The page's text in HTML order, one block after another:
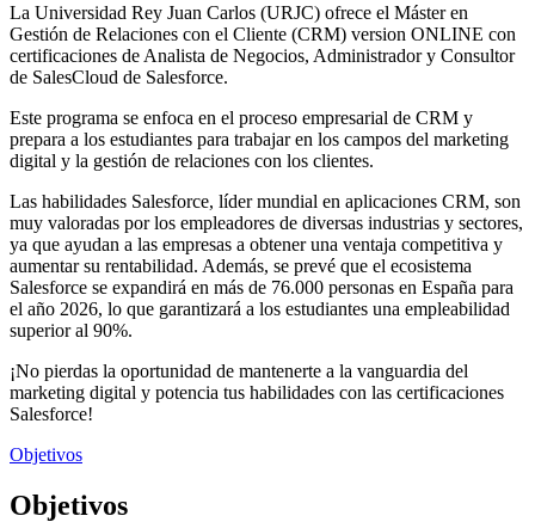
La Universidad Rey Juan Carlos (URJC) ofrece el Máster en
Gestión de Relaciones con el Cliente (CRM) version ONLINE con
certificaciones de Analista de Negocios, Administrador y Consultor
de SalesCloud de Salesforce.
Este programa se enfoca en el proceso empresarial de CRM y
prepara a los estudiantes para trabajar en los campos del marketing
digital y la gestión de relaciones con los clientes.
Las habilidades Salesforce, líder mundial en aplicaciones CRM, son
muy valoradas por los empleadores de diversas industrias y sectores,
ya que ayudan a las empresas a obtener una ventaja competitiva y
aumentar su rentabilidad. Además, se prevé que el ecosistema
Salesforce se expandirá en más de 76.000 personas en España para
el año 2026, lo que garantizará a los estudiantes una empleabilidad
superior al 90%.
¡No pierdas la oportunidad de mantenerte a la vanguardia del
marketing digital y potencia tus habilidades con las certificaciones
Salesforce!
Objetivos
Objetivos